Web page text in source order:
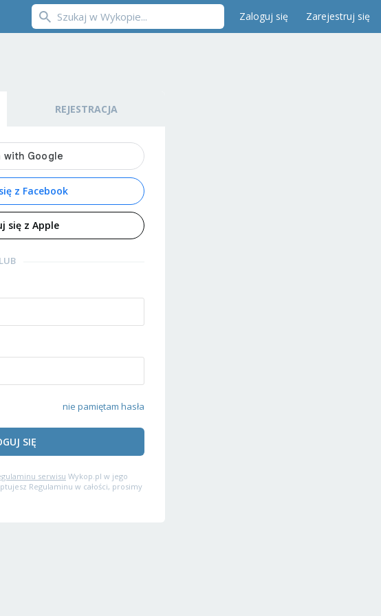
Zaloguj się Zarejestruj się
REJESTRACJA
z Facebook
się z Apple
LUB
nie pamiętam hasła
SIĘ
serwisu Wykop.pl w jego
Regulaminu w całości, prosimy